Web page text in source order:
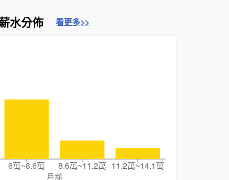
水分佈 看更多>>
6萬~8.6萬 8.6萬~11.2萬 11.2萬~14.1萬
月薪